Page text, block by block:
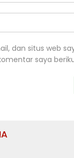
dan situs web
saya